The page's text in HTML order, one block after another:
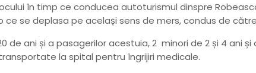
în timp ce conducea autoturismul dinspre
se deplasa pe același sens de mers, condus de
ani și a pasagerilor acestuia, 2 minori de 2 și 4 ani
la spital pentru îngrijiri medicale.